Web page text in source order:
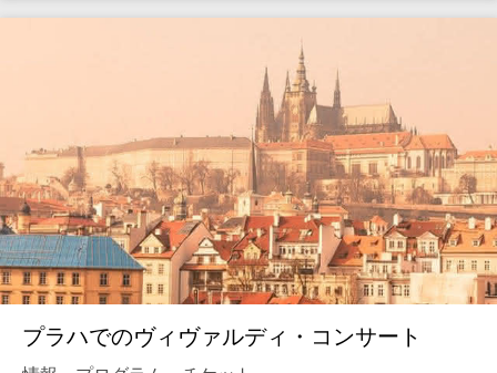
プラハでのヴィヴァルディ・コンサート